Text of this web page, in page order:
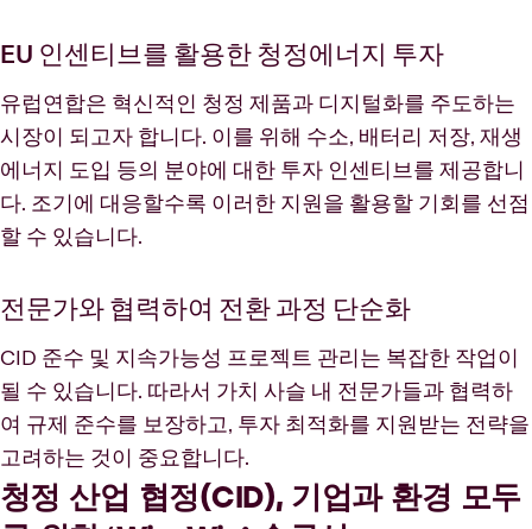
EU 인센티브를 활용한 청정에너지 투자
유럽연합은 혁신적인 청정 제품과 디지털화를 주도하는
시장이 되고자 합니다. 이를 위해 수소, 배터리 저장, 재생
에너지 도입 등의 분야에 대한 투자 인센티브를 제공합니
다. 조기에 대응할수록 이러한 지원을 활용할 기회를 선점
할 수 있습니다.
전문가와 협력하여 전환 과정 단순화
CID 준수 및 지속가능성 프로젝트 관리는 복잡한 작업이
될 수 있습니다. 따라서 가치 사슬 내 전문가들과 협력하
여 규제 준수를 보장하고, 투자 최적화를 지원받는 전략을
고려하는 것이 중요합니다.
청정 산업 협정(CID), 기업과 환경 모두